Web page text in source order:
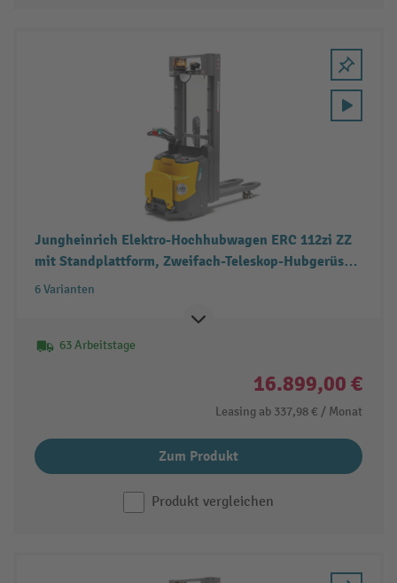
Jungheinrich Elektro-Hochhubwagen ERC 112zi ZZ
mit Standplattform, Zweifach-Teleskop-Hubgerüst,
Tragfähigkeit 1.200 kg
6 Varianten
63 Arbeitstage
16.899,00 €
Leasing ab 337,98 € / Monat
Zum Produkt
Produkt vergleichen